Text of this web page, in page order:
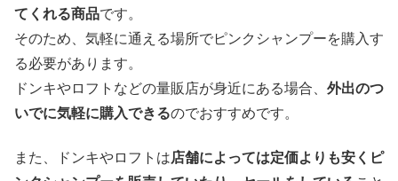
てくれる商品です。
そのため、気軽に通える場所でピンクシャンプーを購入す
る必要があります。
ドンキやロフトなどの量販店が身近にある場合、 外出のつ
いでに気軽に購入できるのでおすすめです。
また、ドンキやロフトは店舗によっては定価よりも安くピ